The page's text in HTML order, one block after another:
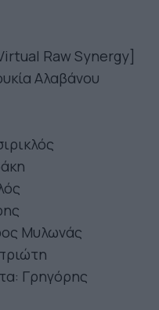
Raw Synergy]
Αλαβάνου
Μυλωνάς
Γρηγόρης